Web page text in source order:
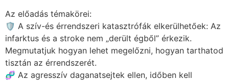
Az előadás témakörei:
🛡️ A szív-és érrendszeri katasztrófák elkerülhetőek: Az
infarktus és a stroke nem „derült égből” érkezik.
Megmutatjuk hogyan lehet megelőzni, hogyan tarthatod
tisztán az érrendszerét.
🧬 Az agresszív daganatsejtek ellen, időben kell